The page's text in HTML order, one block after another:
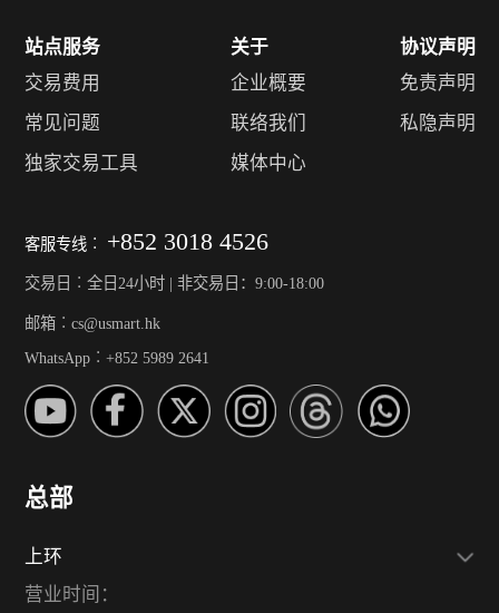
站点服务
交易费用
常见问题
独家交易工具
关于
企业概要
联络我们
媒体中心
协议声明
免责声明
私隐声明
客服专线︰ +852 3018 4526
交易日︰全日24小时 | 非交易日：9:00-18:00
邮箱︰cs@usmart.hk
WhatsApp︰+852 5989 2641
总部
上环
营业时间：